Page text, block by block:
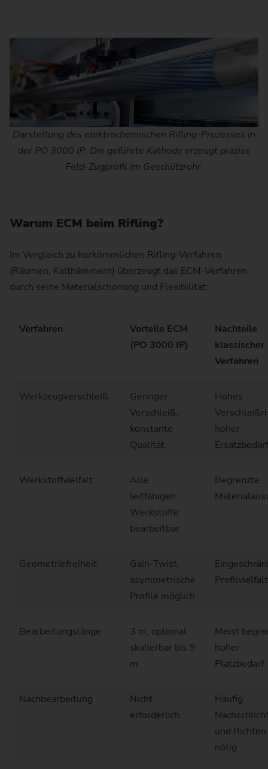
Darstellung des elektrochemischen Rifling-Prozesses in
der PO 3000 IP: Die geführte Kathode erzeugt präzise
Feld-Zugprofil im Geschützrohr.
Warum ECM beim Rifling?
Im Vergleich zu herkömmlichen Rifling-Verfahren
(Räumen, Kalthämmern) überzeugt das ECM-Verfahren
durch seine Materialschonung und Flexibilität:
Verfahren
Vorteile ECM
(PO 3000 IP)
Nachteile
klassischer
Verfahren
Werkzeugverschleiß
Geringer
Verschleiß,
konstante
Qualität
Hohes
hoher
Ersatzbedarf
Werkstoffvielfalt
Alle
leitfähigen
Werkstoffe
bearbeitbar
Begrenzte
Geometriefreiheit
Gain-Twist,
asymmetrische
Profile möglich
Profilvielfalt
Bearbeitungslänge
3 m, optional
skalierbar bis 9
m
Meist
hoher
Platzbedarf
Nachbearbeitung
Nicht
erforderlich
Häufig
und Richten
nötig